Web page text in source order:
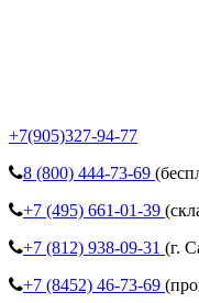
+7(905)327-94-77
8 (800) 444-73-69
+7 (495) 661-01-39
+7 (812) 938-09-31 (г.
+7 (8452) 46-73-69